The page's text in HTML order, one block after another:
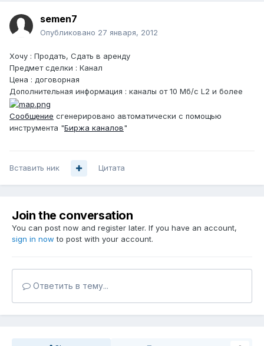
semen7
Опубликовано 27 января, 2012
Хочу : Продать, Сдать в аренду
Предмет сделки : Канал
Цена : договорная
Дополнительная информация : каналы от 10 Мб/с L2 и более
Сообщение сгенерировано автоматически с помощью
инструмента "Биржа каналов"
Вставить ник Цитата
Join the conversation
You can post now and register later. If you have an account,
sign in now to post with your account.
Ответить в тему...